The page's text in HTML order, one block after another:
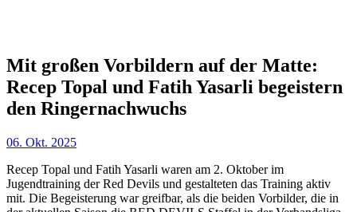
Mit großen Vorbildern auf der Matte:
Recep Topal und Fatih Yasarli begeistern
den Ringernachwuchs
06. Okt. 2025
Recep Topal und Fatih Yasarli waren am 2. Oktober im
Jugendtraining der Red Devils und gestalteten das Training aktiv
mit. Die Begeisterung war greifbar, als die beiden Vorbilder, die in